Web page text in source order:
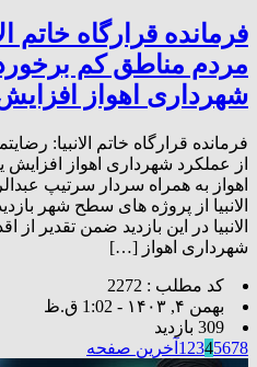
فرمانده قرارگاه خاتم
مردم مناطق کم
شهرداری اهواز
فرمانده قرارگاه خاتم الانبیا:
از عملکرد شهرداری اهواز
اهواز به همراه سردار سرتیپ
الانبیا از پروژه های سطح شهر
الانبیا در این بازدید ضمن تقدیر
شهرداری اهواز […]
کد مطلب : 2272
بهمن ۴, ۱۴۰۳ - 1:02 ق.ظ
309 بازدید
1 2345678 آخرین صفحه